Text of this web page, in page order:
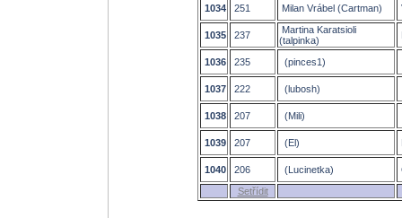
1034 251 Milan Vrábel (Cartman)
1035 237
Martina Karatsioli
(talpinka)
1036 235 (pinces1)
1037 222 (lubosh)
1038 207 (Mili)
1039 207 (El)
1040 206 (Lucinetka)
Setřídit